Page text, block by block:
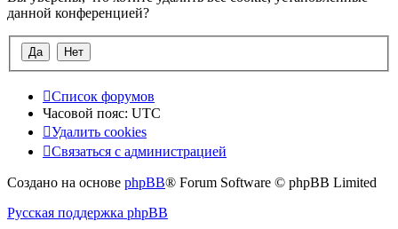
данной конференцией?
Список форумов
Часовой пояс: UTC
Удалить cookies
Связаться
администрацией
Связаться с администрацией
Создано на основе phpBB® Forum Software © phpBB Limited
Русская поддержка phpBB